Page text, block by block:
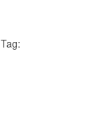
Tag: